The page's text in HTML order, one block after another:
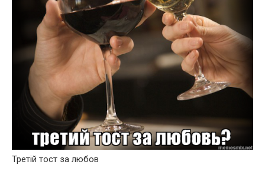
Третій тост за любов